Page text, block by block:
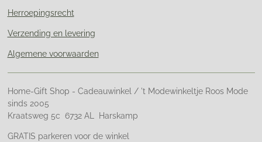
Herroepingsrecht
Verzending en levering
Algemene voorwaarden
Home-Gift Shop - Cadeauwinkel / 't Modewinkeltje Roos Mode
sinds 2005
Kraatsweg 5c 6732 AL Harskamp
GRATIS parkeren voor de winkel